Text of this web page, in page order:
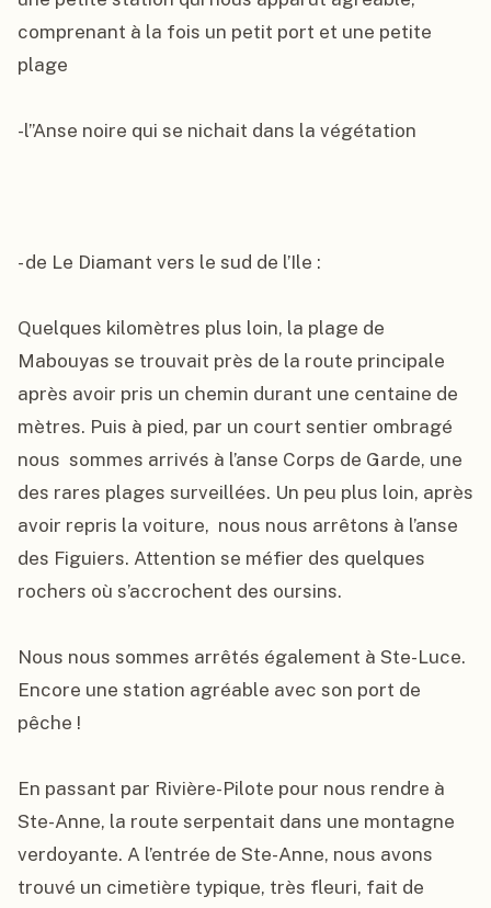
comprenant à la fois un petit port et une petite
plage
-l’’Anse noire qui se nichait dans la végétation
- de Le Diamant vers le sud de l’Ile :
Quelques kilomètres plus loin, la plage de
Mabouyas se trouvait près de la route principale
après avoir pris un chemin durant une centaine de
mètres. Puis à pied, par un court sentier ombragé
nous  sommes arrivés à l’anse Corps de Garde, une
des rares plages surveillées. Un peu plus loin, après
avoir repris la voiture,  nous nous arrêtons à l’anse
des Figuiers. Attention se méfier des quelques
rochers où s’accrochent des oursins.
Nous nous sommes arrêtés également à Ste-Luce.
Encore une station agréable avec son port de
pêche !
En passant par Rivière-Pilote pour nous rendre à
Ste-Anne, la route serpentait dans une montagne
verdoyante. A l’entrée de Ste-Anne, nous avons
trouvé un cimetière typique, très fleuri, fait de